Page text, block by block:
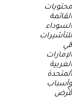
محتويات
القائمة
السوداء
للتأشيرات
في
الإمارات
العربية
المتحدة
وأسباب
فرض